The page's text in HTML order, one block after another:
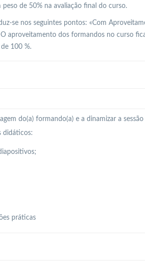
de 50% na avaliação final do curso.
se nos seguintes pontos: «Com
aproveitamento dos formandos no curso
100 %.
do(a) formando(a) e a dinamizar a
didáticos:
práticas